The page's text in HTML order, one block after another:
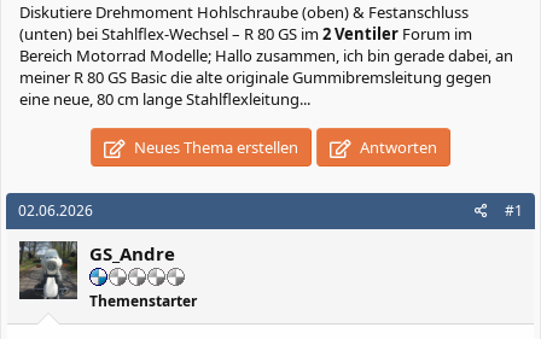
Diskutiere Drehmoment Hohlschraube (oben) & Festanschluss
(unten) bei Stahlflex-Wechsel – R 80 GS im2 Ventiler Forum im
Bereich Motorrad Modelle; Hallo zusammen, ich bin gerade dabei, an
meiner R 80 GS Basic die alte originale Gummibremsleitung gegen
eine neue, 80 cm lange Stahlflexleitung...
Neues Thema erstellen Antworten
02.06.2026 #1
GS_Andre
Themenstarter